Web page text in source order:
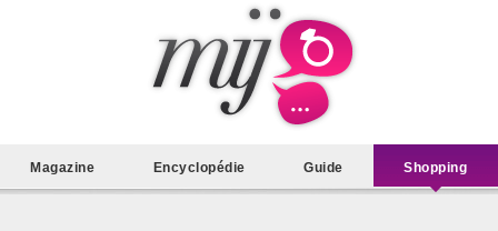
Magazine Encyclopédie Guide Shopping